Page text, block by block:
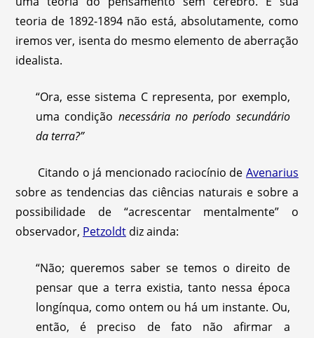
teoria de 1892-1894 não está, absolutamente, como
iremos ver, isenta do mesmo elemento de aberração
idealista.
“Ora, esse sistema C representa, por exemplo,
uma condição necessária no período secundário
da terra?”
Citando o já mencionado raciocínio de Avenarius
sobre as tendencias das ciências naturais e sobre a
possibilidade de “acrescentar mentalmente” o
observador, Petzoldt diz ainda:
“Não; queremos saber se temos o direito de
pensar que a terra existia, tanto nessa época
longínqua, como ontem ou há um instante. Ou,
então, é preciso de fato não afirmar a